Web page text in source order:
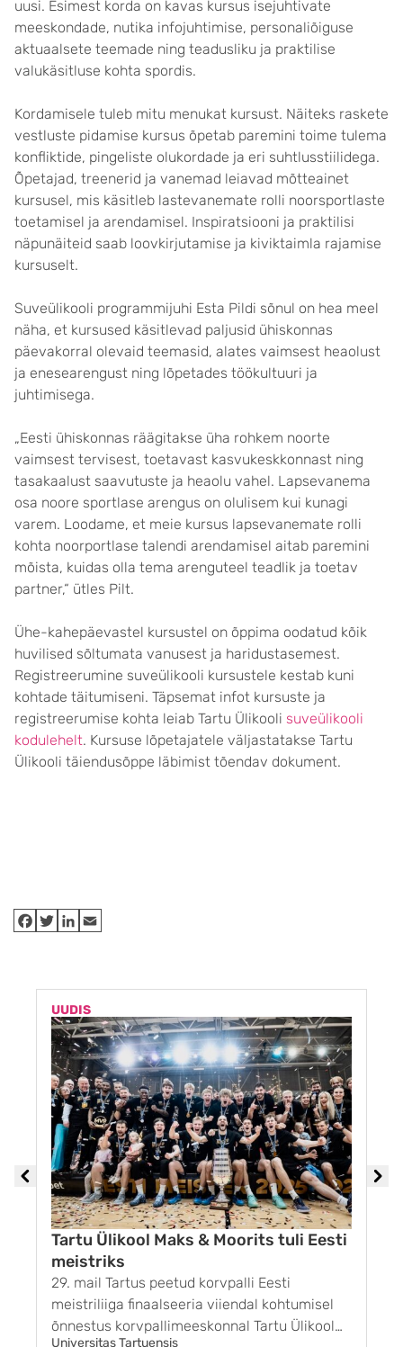
uusi. Esimest korda on kavas kursus isejuhtivate
meeskondade, nutika infojuhtimise, personaliõiguse
aktuaalsete teemade ning teadusliku ja praktilise
valukäsitluse kohta spordis.
Kordamisele tuleb mitu menukat kursust. Näiteks raskete
vestluste pidamise kursus õpetab paremini toime tulema
konfliktide, pingeliste olukordade ja eri suhtlusstiilidega.
Õpetajad, treenerid ja vanemad leiavad mõtteainet
kursusel, mis käsitleb lastevanemate rolli noorsportlaste
toetamisel ja arendamisel. Inspiratsiooni ja praktilisi
näpunäiteid saab loovkirjutamise ja kiviktaimla rajamise
kursuselt.
Suveülikooli programmijuhi Esta Pildi sõnul on hea meel
näha, et kursused käsitlevad paljusid ühiskonnas
päevakorral olevaid teemasid, alates vaimsest heaolust
ja enesearengust ning lõpetades töökultuuri ja
juhtimisega.
„Eesti ühiskonnas räägitakse üha rohkem noorte
vaimsest tervisest, toetavast kasvukeskkonnast ning
tasakaalust saavutuste ja heaolu vahel. Lapsevanema
osa noore sportlase arengus on olulisem kui kunagi
varem. Loodame, et meie kursus lapsevanemate rolli
kohta noorportlase talendi arendamisel aitab paremini
mõista, kuidas olla tema arenguteel teadlik ja toetav
partner,“ ütles Pilt.
Ühe-kahepäevastel kursustel on õppima oodatud kõik
huvilised sõltumata vanusest ja haridustasemest.
Registreerumine suveülikooli kursustele kestab kuni
kohtade täitumiseni. Täpsemat infot kursuste ja
registreerumise kohta leiab Tartu Ülikooli suveülikooli
kodulehelt. Kursuse lõpetajatele väljastatakse Tartu
Ülikooli täiendusõppe läbimist tõendav dokument.
UUDIS
Tartu Ülikool Maks & Moorits tuli Eesti
meistriks
29. mail Tartus peetud korvpalli Eesti
meistriliiga finaalseeria viiendal kohtumisel
õnnestus korvpallimeeskonnal Tartu Ülikool
Universitas Tartuensis